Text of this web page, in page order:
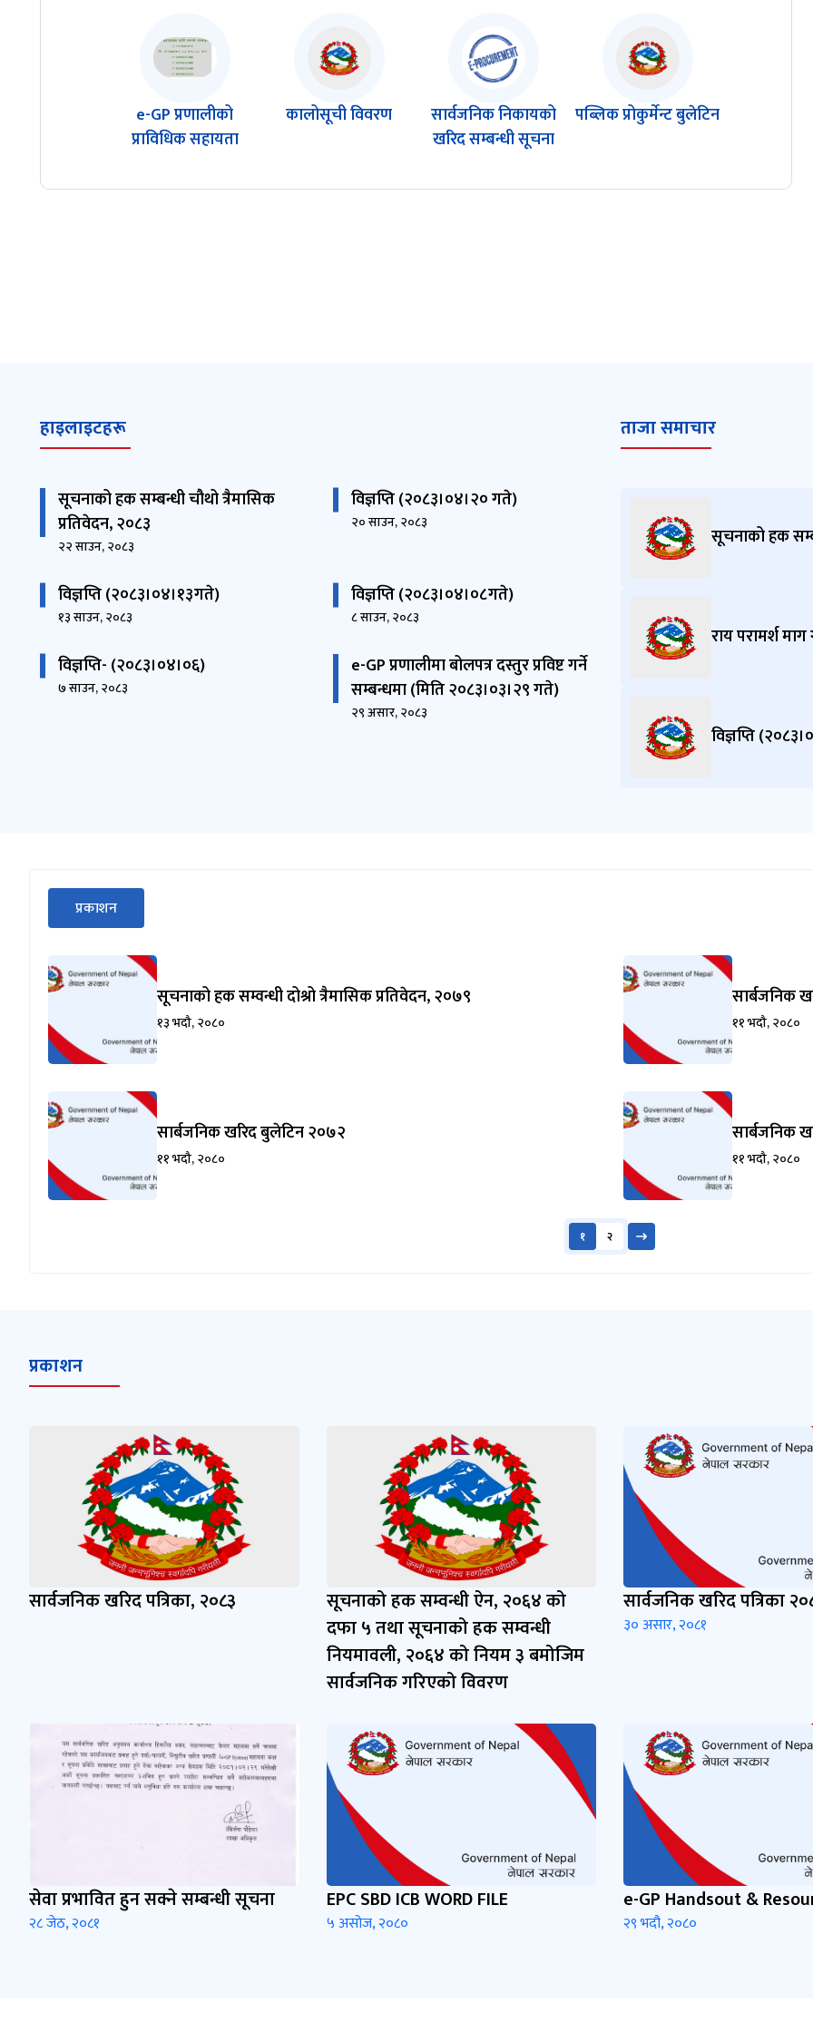
e-GP प्रणालीको
प्राविधिक सहायता
कालोसूची विवरण
सार्वजनिक निकायको
खरिद सम्बन्धी सूचना
पब्लिक प्रोकुर्मेन्ट बुलेटिन
हाइलाइटहरू
सूचनाको हक सम्बन्धी चौथो त्रैमासिक
प्रतिवेदन, २०८३
२२ साउन, २०८३
विज्ञप्ति (२०८३।०४।२० गते)
२० साउन, २०८३
विज्ञप्ति (२०८३।०४।१३गते)
१३ साउन, २०८३
विज्ञप्ति (२०८३।०४।०८गते)
८ साउन, २०८३
विज्ञप्ति- (२०८३।०४।०६)
७ साउन, २०८३
e-GP प्रणालीमा बोलपत्र दस्तुर प्रविष्ट गर्ने
सम्बन्धमा (मिति २०८३।०३।२९ गते)
२९ असार, २०८३
ताजा समाचार
सूचनाको हक
राय परामर्श
विज्ञप्ति
सीधा
पहिलो
सामग्रीमा
जानुहोस्
प्रकाशन
(सक्रिय ट्याब)
सूचनाको हक सम्वन्धी दोश्रो त्रैमासिक प्रतिवेदन, २०७९
१३ भदौ, २०८०
सार्बजनिक
११ भदौ, २०८०
सार्बजनिक खरिद बुलेटिन २०७२
११ भदौ, २०८०
सार्बजनिक
११ भदौ, २०८०
१ २
प्रकाशन
सार्वजनिक खरिद पत्रिका, २०८३
सूचनाको हक सम्वन्धी ऐन, २०६४ को
दफा ५ तथा सूचनाको हक सम्वन्धी
नियमावली, २०६४ को नियम ३ बमोजिम
सार्वजनिक गरिएको विवरण
सार्वजनिक खरिद पत्रिका
३० असार, २०८१
सेवा प्रभावित हुन सक्ने सम्बन्धी सूचना
२८ जेठ, २०८१
EPC SBD ICB WORD FILE
५ असोज, २०८०
e-GP Handsout &
२९ भदौ, २०८०